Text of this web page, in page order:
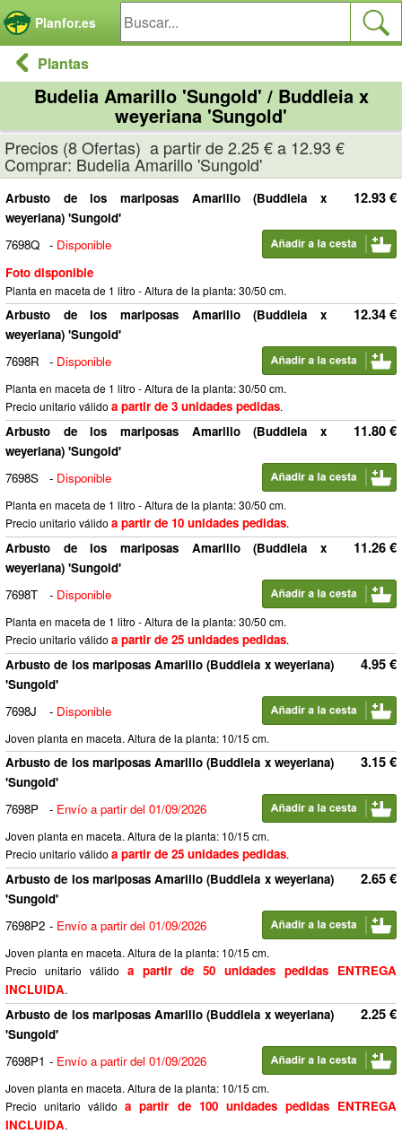
Planfor.es
Plantas
Budelia Amarillo 'Sungold' / Buddleia x
weyeriana 'Sungold'
Precios (8 Ofertas) a partir de 2.25 € a 12.93 €
Comprar: Budelia Amarillo 'Sungold'
12.93 €
Arbusto de los mariposas Amarillo (Buddleia x
weyeriana) 'Sungold'
7698Q - Disponible
Foto disponible
Planta en maceta de 1 litro - Altura de la planta: 30/50 cm.
12.34 €
Arbusto de los mariposas Amarillo (Buddleia x
weyeriana) 'Sungold'
7698R
- Disponible
Planta en maceta de 1 litro - Altura de la planta: 30/50 cm.
Precio unitario válido a partir de 3 unidades pedidas.
11.80 €
Arbusto de los mariposas Amarillo (Buddleia x
weyeriana) 'Sungold'
7698S
- Disponible
Planta en maceta de 1 litro - Altura de la planta: 30/50 cm.
Precio unitario válido a partir de 10 unidades pedidas.
11.26 €
Arbusto de los mariposas Amarillo (Buddleia x
weyeriana) 'Sungold'
7698T
- Disponible
Planta en maceta de 1 litro - Altura de la planta: 30/50 cm.
Precio unitario válido a partir de 25 unidades pedidas.
4.95 €
Arbusto de los mariposas Amarillo (Buddleia x weyeriana)
'Sungold'
7698J
- Disponible
Joven planta en maceta. Altura de la planta: 10/15 cm.
3.15 €
Arbusto de los mariposas Amarillo (Buddleia x weyeriana)
'Sungold'
7698P
- Envío a partir del 01/09/2026
Joven planta en maceta. Altura de la planta: 10/15 cm.
Precio unitario válido a partir de 25 unidades pedidas.
2.65 €
Arbusto de los mariposas Amarillo (Buddleia x weyeriana)
'Sungold'
7698P2 - Envío a partir del 01/09/2026
Joven planta en maceta. Altura de la planta: 10/15 cm.
Precio unitario válido a partir de 50 unidades pedidas ENTREGA
INCLUIDA.
2.25 €
Arbusto de los mariposas Amarillo (Buddleia x weyeriana)
'Sungold'
7698P1 - Envío a partir del 01/09/2026
Joven planta en maceta. Altura de la planta: 10/15 cm.
Precio unitario válidoa partir de 100 unidades pedidas ENTREGA
INCLUIDA.
Panel de gestión de cookies